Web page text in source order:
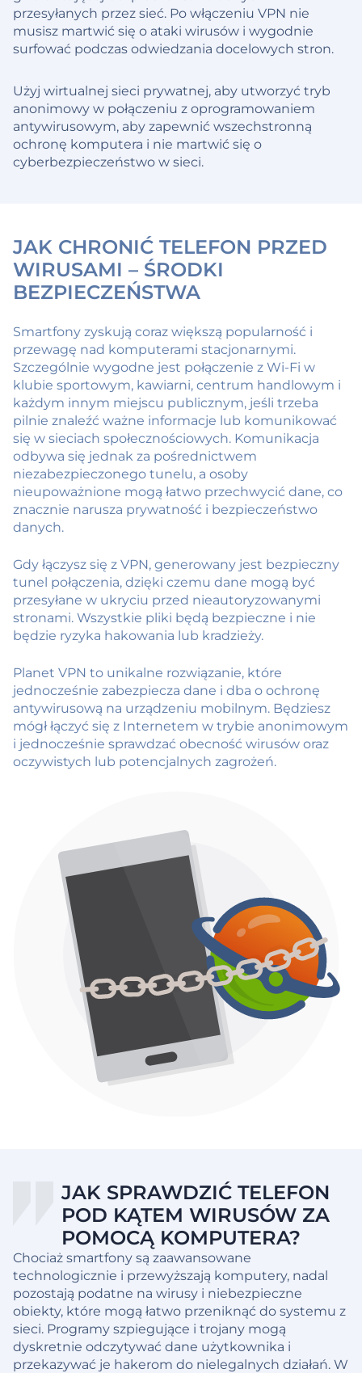
przesyłanych przez sieć. Po włączeniu VPN nie
musisz martwić się o ataki wirusów i wygodnie
surfować podczas odwiedzania docelowych stron.
Użyj wirtualnej sieci prywatnej, aby utworzyć tryb
anonimowy w połączeniu z oprogramowaniem
antywirusowym, aby zapewnić wszechstronną
ochronę komputera i nie martwić się o
cyberbezpieczeństwo w sieci.
JAK CHRONIĆ TELEFON PRZED
WIRUSAMI – ŚRODKI
BEZPIECZEŃSTWA
Smartfony zyskują coraz większą popularność i
przewagę nad komputerami stacjonarnymi.
Szczególnie wygodne jest połączenie z Wi-Fi w
klubie sportowym, kawiarni, centrum handlowym i
każdym innym miejscu publicznym, jeśli trzeba
pilnie znaleźć ważne informacje lub komunikować
się w sieciach społecznościowych. Komunikacja
odbywa się jednak za pośrednictwem
niezabezpieczonego tunelu, a osoby
nieupoważnione mogą łatwo przechwycić dane, co
znacznie narusza prywatność i bezpieczeństwo
danych.
Gdy łączysz się z VPN, generowany jest bezpieczny
tunel połączenia, dzięki czemu dane mogą być
przesyłane w ukryciu przed nieautoryzowanymi
stronami. Wszystkie pliki będą bezpieczne i nie
będzie ryzyka hakowania lub kradzieży.
Planet VPN to unikalne rozwiązanie, które
jednocześnie zabezpiecza dane i dba o ochronę
antywirusową na urządzeniu mobilnym. Będziesz
mógł łączyć się z Internetem w trybie anonimowym
i jednocześnie sprawdzać obecność wirusów oraz
oczywistych lub potencjalnych zagrożeń.
Chociaż smartfony są zaawansowane
technologicznie i przewyższają komputery, nadal
pozostają podatne na wirusy i niebezpieczne
obiekty, które mogą łatwo przeniknąć do systemu z
sieci. Programy szpiegujące i trojany mogą
dyskretnie odczytywać dane użytkownika i
przekazywać je hakerom do nielegalnych działań. W
JAK SPRAWDZIĆ TELEFON
POD KĄTEM WIRUSÓW ZA
POMOCĄ KOMPUTERA?